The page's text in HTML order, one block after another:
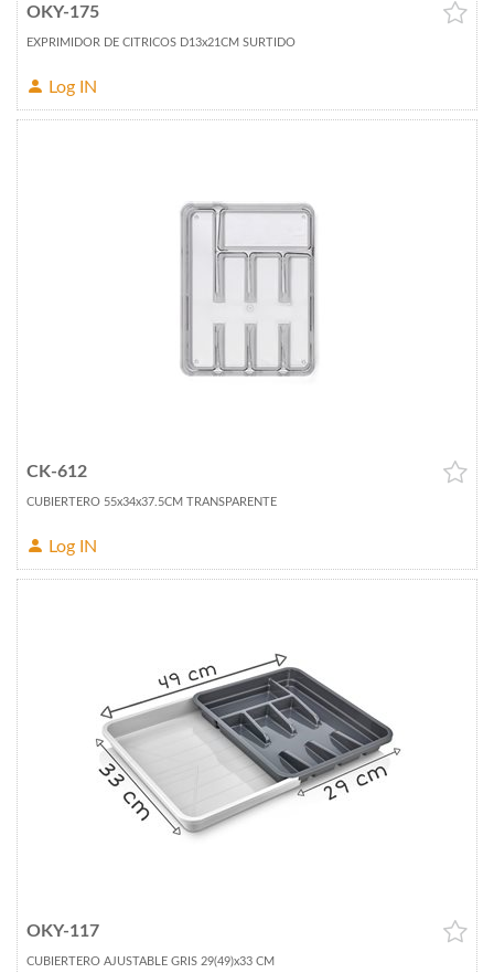
OKY-175
EXPRIMIDOR DE CITRICOS D13x21CM SURTIDO
Log IN
CK-612
CUBIERTERO 55x34x37.5CM TRANSPARENTE
Log IN
OKY-117
CUBIERTERO AJUSTABLE GRIS 29(49)x33 CM